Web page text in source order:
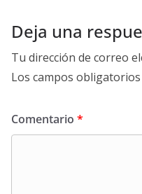
Deja una
Tu dirección de correo
Los campos
Comentario *